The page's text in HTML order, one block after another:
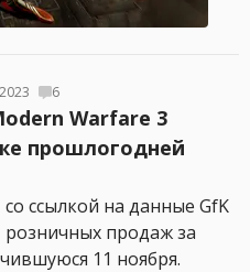
6
Warfare 3
прошлогодней
ссылкой на данные GfK
розничных продаж за
11 ноября.